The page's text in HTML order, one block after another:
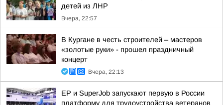
детей из ЛНР
Вчера, 22:57
В Кургане в честь строителей – мастеров
«золотые руки» - прошел праздничный
концерт
Вчера, 22:13
ЕР и SuperJob запускают первую в России
платформу для трудоустройства ветеранов